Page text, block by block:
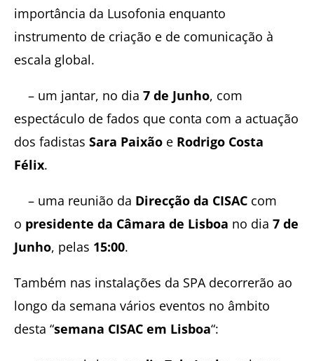
importância da Lusofonia enquanto
instrumento de criação e de comunicação à
escala global.
– um jantar, no dia 7 de Junho, com
espectáculo de fados que conta com a actuação
dos fadistas Sara Paixão e Rodrigo Costa
Félix.
– uma reunião da Direcção da CISAC com
o presidente da Câmara de Lisboa no dia 7 de
Junho, pelas 15:00.
Também nas instalações da SPA decorrerão ao
longo da semana vários eventos no âmbito
desta “semana CISAC em Lisboa“: